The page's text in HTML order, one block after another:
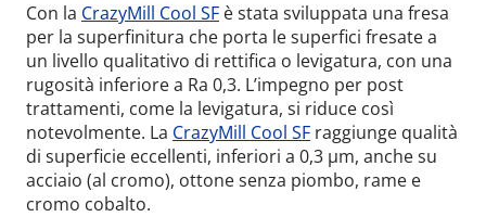
Con la CrazyMill Cool SF è stata sviluppata una fresa
per la superfinitura che porta le superfici fresate a
un livello qualitativo di rettifica o levigatura, con una
rugosità inferiore a Ra 0,3. L’impegno per post
trattamenti, come la levigatura, si riduce così
notevolmente. La CrazyMill Cool SF raggiunge qualità
di superficie eccellenti, inferiori a 0,3 µm, anche su
acciaio (al cromo), ottone senza piombo, rame e
cromo cobalto.